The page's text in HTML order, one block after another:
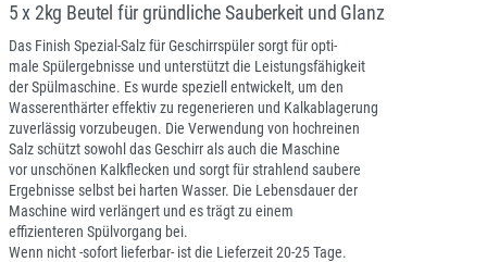
5 x 2kg Beutel für gründliche Sauberkeit und Glanz
Das Finish Spezial-Salz für Geschirrspüler sorgt für opti-
male Spülergebnisse und unterstützt die Leistungsfähigkeit
der Spülmaschine. Es wurde speziell entwickelt, um den
Wasserenthärter effektiv zu regenerieren und Kalkablagerung
zuverlässig vorzubeugen. Die Verwendung von hochreinen
Salz schützt sowohl das Geschirr als auch die Maschine
vor unschönen Kalkflecken und sorgt für strahlend saubere
Ergebnisse selbst bei harten Wasser. Die Lebensdauer der
Maschine wird verlängert und es trägt zu einem
effizienteren Spülvorgang bei.
Wenn nicht -sofort lieferbar- ist die Lieferzeit 20-25 Tage.